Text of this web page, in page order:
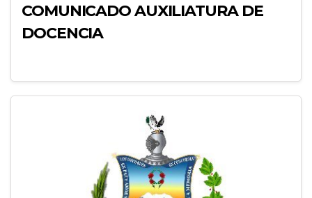
COMUNICADO AUXILIATURA DE
DOCENCIA